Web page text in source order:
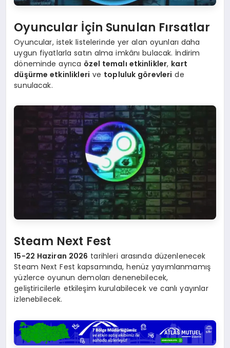
Oyuncular İçin Sunulan Fırsatlar
Oyuncular, istek listelerinde yer alan oyunları daha
uygun fiyatlarla satın alma imkânı bulacak. İndirim
döneminde ayrıca özel temalı etkinlikler, kart
düşürme etkinlikleri ve topluluk görevleri de
sunulacak.
Steam Next Fest
15-22 Haziran 2026 tarihleri arasında düzenlenecek
Steam Next Fest kapsamında, henüz yayımlanmamış
yüzlerce oyunun demoları denenebilecek,
geliştiricilerle etkileşim kurulabilecek ve canlı yayınlar
izlenebilecek.